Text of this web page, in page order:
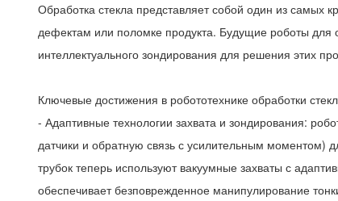
Обработка стекла представляет собой один из самых
дефектам или поломке продукта. Будущие роботы для
интеллектуального зондирования для решения этих
Ключевые достижения в робототехнике обработки
- Адаптивные технологии захвата и зондирования:
датчики и обратную связь с усилительным моментом)
трубок теперь используют вакуумные захваты с
обеспечивает безповрежденное манипулирование